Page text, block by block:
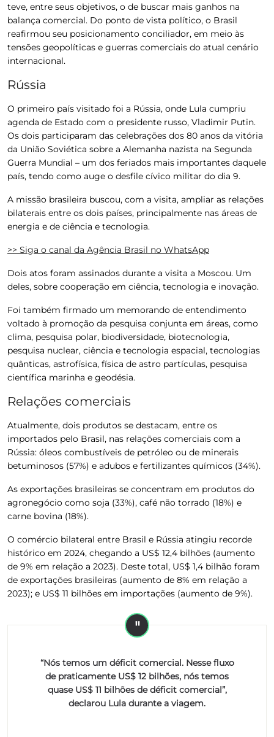
teve, entre seus objetivos, o de buscar mais ganhos na
balança comercial. Do ponto de vista político, o Brasil
reafirmou seu posicionamento conciliador, em meio às
tensões geopolíticas e guerras comerciais do atual cenário
internacional.
Rússia
O primeiro país visitado foi a Rússia, onde Lula cumpriu
agenda de Estado com o presidente russo, Vladimir Putin.
Os dois participaram das celebrações dos 80 anos da vitória
da União Soviética sobre a Alemanha nazista na Segunda
Guerra Mundial – um dos feriados mais importantes daquele
país, tendo como auge o desfile cívico militar do dia 9.
A missão brasileira buscou, com a visita, ampliar as relações
bilaterais entre os dois países, principalmente nas áreas de
energia e de ciência e tecnologia.
>> Siga o canal da Agência Brasil no WhatsApp
Dois atos foram assinados durante a visita a Moscou. Um
deles, sobre cooperação em ciência, tecnologia e inovação.
Foi também firmado um memorando de entendimento
voltado à promoção da pesquisa conjunta em áreas, como
clima, pesquisa polar, biodiversidade, biotecnologia,
pesquisa nuclear, ciência e tecnologia espacial, tecnologias
quânticas, astrofísica, física de astro partículas, pesquisa
científica marinha e geodésia.
Relações comerciais
Atualmente, dois produtos se destacam, entre os
importados pelo Brasil, nas relações comerciais com a
Rússia: óleos combustíveis de petróleo ou de minerais
betuminosos (57%) e adubos e fertilizantes químicos (34%).
As exportações brasileiras se concentram em produtos do
agronegócio como soja (33%), café não torrado (18%) e
carne bovina (18%).
O comércio bilateral entre Brasil e Rússia atingiu recorde
histórico em 2024, chegando a US$ 12,4 bilhões (aumento
de 9% em relação a 2023). Deste total, US$ 1,4 bilhão foram
de exportações brasileiras (aumento de 8% em relação a
2023); e US$ 11 bilhões em importações (aumento de 9%).
“Nós temos um déficit comercial. Nesse fluxo
de praticamente US$ 12 bilhões, nós temos
quase US$ 11 bilhões de déficit comercial”,
declarou Lula durante a viagem.